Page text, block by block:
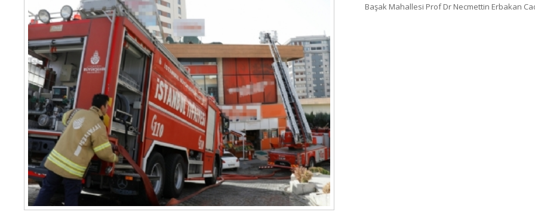
Başak Mahallesi Prof Dr Necmettin Erbakan